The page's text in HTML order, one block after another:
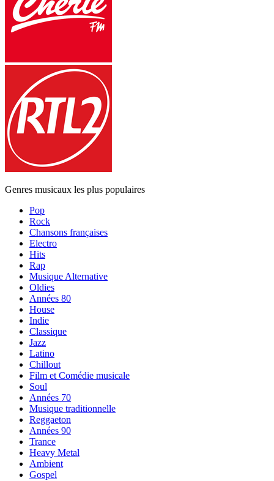
Genres musicaux les plus populaires
Pop
Rock
Chansons françaises
Electro
Hits
Rap
Musique Alternative
Oldies
Années 80
House
Indie
Classique
Jazz
Latino
Chillout
Film et Comédie musicale
Soul
Années 70
Musique traditionnelle
Reggaeton
Années 90
Trance
Heavy Metal
Ambient
Gospel